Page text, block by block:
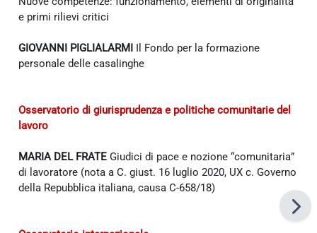
e primi rilievi critici
GIOVANNI PIGLIALARMI Il Fondo per la formazione
personale delle casalinghe
Osservatorio di giurisprudenza e politiche comunitarie del
lavoro
MARIA DEL FRATE Giudici di pace e nozione “comunitaria”
di lavoratore (nota a C. giust. 16 luglio 2020, UX c. Governo
della Repubblica italiana, causa C-658/18)